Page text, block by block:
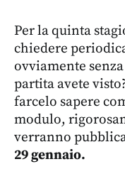
Per la quinta
chiedere
ovviamente
partita avete
farcelo sapere
modulo,
verranno
29 gennaio.